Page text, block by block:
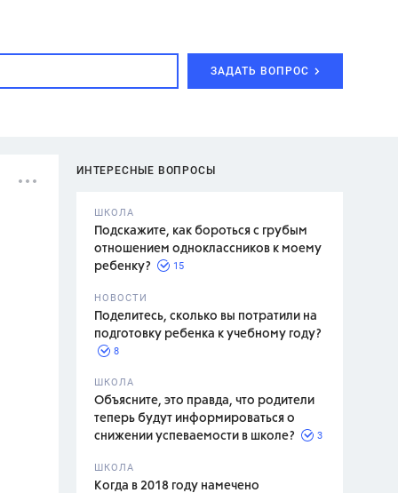
ЗАДАТЬ ВОПРОС
ИНТЕРЕСНЫЕ ВОПРОСЫ
ШКОЛА
Подскажите, как бороться с грубым
отношением одноклассников к моему
ребенку?
15
НОВОСТИ
Поделитесь, сколько вы потратили на
подготовку ребенка к учебному году?
8
ШКОЛА
Объясните, это правда, что родители
теперь будут информироваться о
снижении успеваемости в школе?
3
ШКОЛА
Когда в 2018 году намечено